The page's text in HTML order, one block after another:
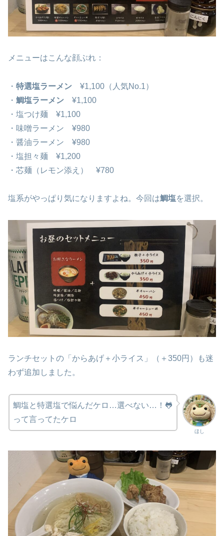
メニューはこんな顔ぶれ：
・ 特選塩ラーメン ¥1,100（人気No.1）
・ 鯛塩ラーメン ¥1,100
・塩つけ麺 ¥1,100
・味噌ラーメン ¥980
・醤油ラーメン ¥980
・塩担々麺 ¥1,200
・芯麺（レモン添え） ¥780
塩系がやっぱり気になりますよね。今回は鯛塩を選択。
ランチセットの「からあげ＋小ライス」（＋350円）も迷
わず追加しました。
ほし
鯛塩と特選塩で悩んだケロ…選べない…！🐸
って言ってたケロ